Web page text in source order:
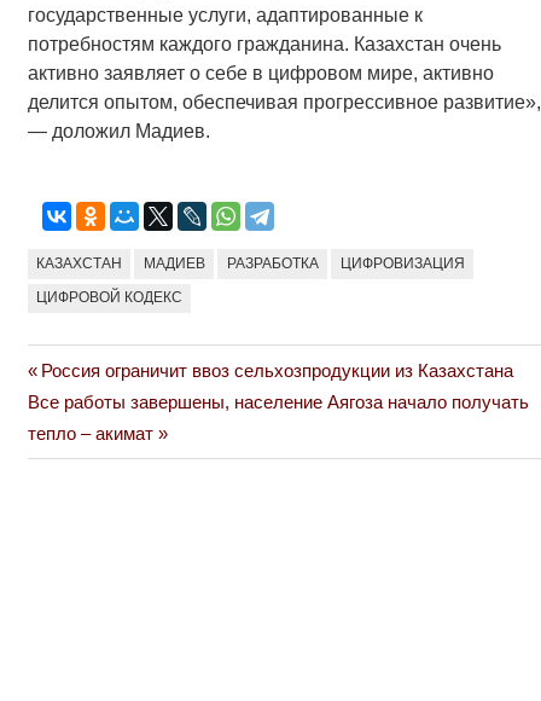
государственные услуги, адаптированные к
потребностям каждого гражданина. Казахстан очень
активно заявляет о себе в цифровом мире, активно
делится опытом, обеспечивая прогрессивное развитие»,
— доложил Мадиев.
КАЗАХСТАН МАДИЕВ РАЗРАБОТКА ЦИФРОВИЗАЦИЯ
ЦИФРОВОЙ КОДЕКС
Навигация
по
Previous
Post:
Россия ограничит ввоз сельхозпродукции из Казахстана
Next
Post:
Все работы завершены, население Аягоза начало получать
тепло – акимат